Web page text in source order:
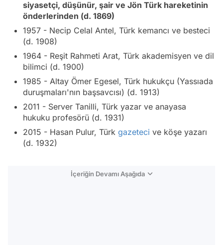
siyasetçi, düşünür, şair ve Jön Türk hareketinin
önderlerinden (d. 1869)
1957 - Necip Celal Antel, Türk kemancı ve besteci
(d. 1908)
1964 - Reşit Rahmeti Arat, Türk akademisyen ve dil
bilimci (d. 1900)
1985 - Altay Ömer Egesel, Türk hukukçu (Yassıada
duruşmaları'nın başsavcısı) (d. 1913)
2011 - Server Tanilli, Türk yazar ve anayasa
hukuku profesörü (d. 1931)
2015 - Hasan Pulur, Türk gazeteci ve köşe yazarı
(d. 1932)
İçeriğin Devamı Aşağıda